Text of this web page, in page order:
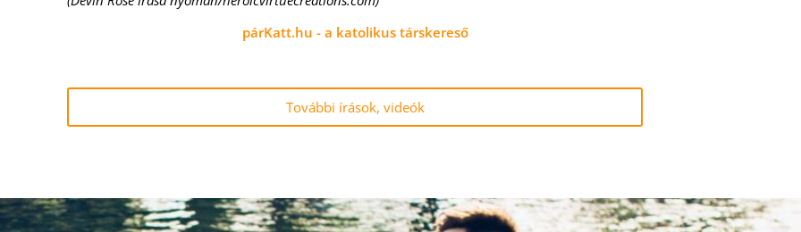
párKatt.hu - a katolikus társkereső
További írások, videók